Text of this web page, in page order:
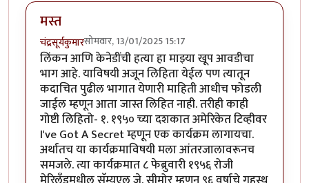
मस्त
चंद्रसूर्यकुमारसोमवार, 13/01/2025 15:17
लिंकन आणि केनेडींची हत्या हा माझ्या खूप आवडीचा
भाग आहे. याविषयी अजून लिहिता येईल पण त्यातून
कदाचित पुढील भागात येणारी माहिती आधीच फोडली
जाईल म्हणून आता जास्त लिहित नाही. तरीही काही
गोष्टी लिहितो- १. १९५० च्या दशकात अमेरिकेत टिव्हीवर
I've Got A Secret म्हणून एक कार्यक्रम लागायचा.
अर्थातच या कार्यक्रमाविषयी मला आंतरजालावरूनच
समजले. त्या कार्यक्रमात ८ फेब्रुवारी १९५६ रोजी